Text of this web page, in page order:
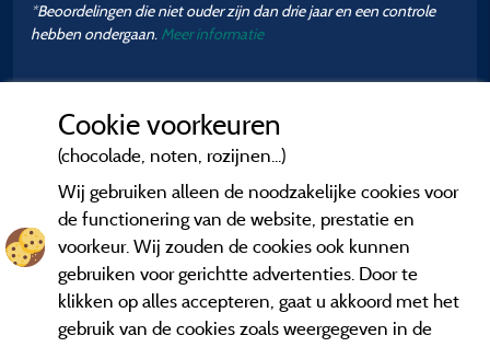
*Beoordelingen die niet ouder zijn dan drie jaar en een controle
hebben ondergaan. Meer informatie
Cookie voorkeuren
(chocolade, noten, rozijnen...)
Wij gebruiken alleen de noodzakelijke cookies voor
de functionering van de website, prestatie en
voorkeur. Wij zouden de cookies ook kunnen
gebruiken voor gerichtte advertenties. Door te
klikken op alles accepteren, gaat u akkoord met het
gebruik van de cookies zoals weergegeven in de